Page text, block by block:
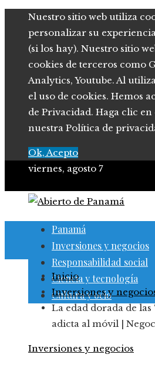
Nuestro sitio web utiliza
personalizar su
(si los hay). Nuestro sitio
cookies de terceros como
Analytics, Youtube. Al
el uso de cookies. Hemos
de Privacidad. Haga clic
nuestra Política de
Ok, Acepto
viernes, agosto 7
Panamá
Inversiones y negocios
Responsabilidad social
Ciencia y tecnología
Cultura y ocio
Inicio
Inversiones y
La edad dorada de las
adicta al móvil |
Inversiones y negocios